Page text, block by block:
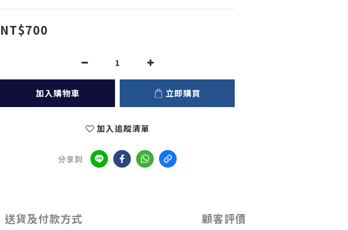
NT$700
加入購物車 立即購買
加入追蹤清單
分享到
送貨及付款方式 顧客評價